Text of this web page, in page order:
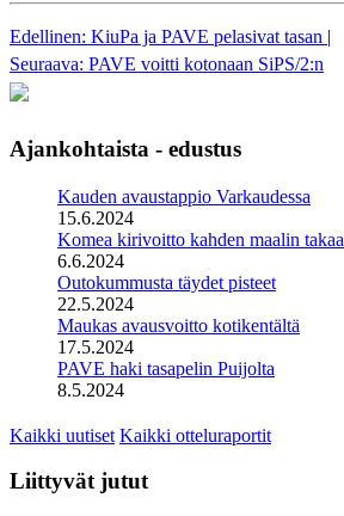
Edellinen: KiuPa ja PAVE pelasivat tasan |
Seuraava: PAVE voitti kotonaan SiPS/2:n
Ajankohtaista - edustus
Kauden avaustappio Varkaudessa
15.6.2024
Komea kirivoitto kahden maalin takaa
6.6.2024
Outokummusta täydet pisteet
22.5.2024
Maukas avausvoitto kotikentältä
17.5.2024
PAVE haki tasapelin Puijolta
8.5.2024
Kaikki uutiset Kaikki otteluraportit
Liittyvät jutut